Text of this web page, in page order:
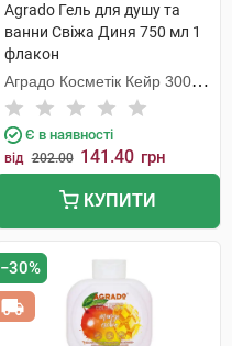
Agrado Гель для душу та
ванни Свіжа Диня 750 мл 1
флакон
Аградо Косметік Кейр 3000
С.Л.У.
Є в наявності
від 202.00 141.40 грн
КУПИТИ
−30%